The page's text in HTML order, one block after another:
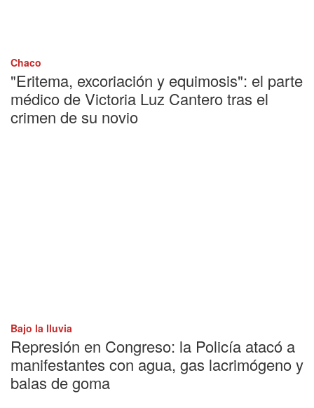
Chaco
"Eritema, excoriación y equimosis": el parte
médico de Victoria Luz Cantero tras el
crimen de su novio
Bajo la lluvia
Represión en Congreso: la Policía atacó a
manifestantes con agua, gas lacrimógeno y
balas de goma